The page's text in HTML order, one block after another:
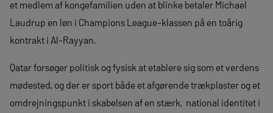
et medlem af kongefamilien uden at blinke betaler Michael
Laudrup en løn i Champions League-klassen på en toårig
kontrakt i Al-Rayyan.
Qatar forsøger politisk og fysisk at etablere sig som et verdens
mødested, og der er sport både et afgørende trækplaster og et
omdrejningspunkt i skabelsen af en stærk, national identitet i